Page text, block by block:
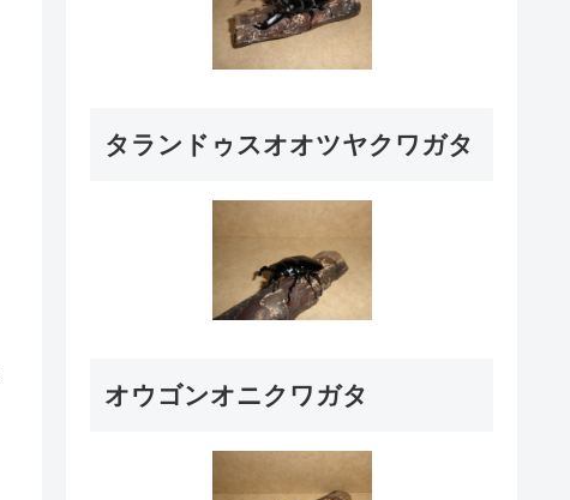
タランドゥスオオツヤクワガタ
オウゴンオニクワガタ